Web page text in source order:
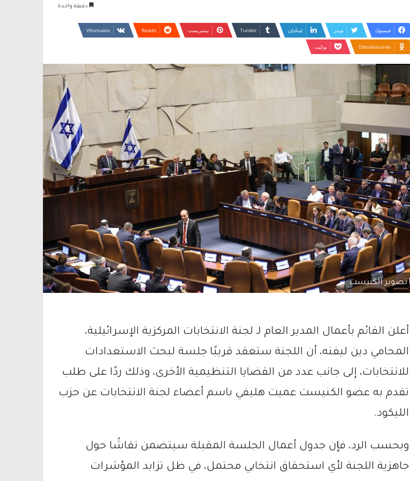
دقيقة واحدة
فيسبوك تويتر لينكدإن بينتيريست
Odnoklassniki بوكيت
تصوير الكنيست
أعلن القائم بأعمال المدير العام لـ لجنة الانتخابات المركزية الإسرائيلية،
المحامي دين ليفنه، أن اللجنة ستعقد قريبًا جلسة لبحث الاستعدادات
للانتخابات، إلى جانب عدد من القضايا التنظيمية الأخرى، وذلك ردًا على طلب
تقدم به عضو الكنيست عميت هليفي باسم أعضاء لجنة الانتخابات عن حزب
الليكود.
وبحسب الرد، فإن جدول أعمال الجلسة المقبلة سيتضمن نقاشًا حول
جاهزية اللجنة لأي استحقاق انتخابي محتمل، في ظل تزايد المؤشرات